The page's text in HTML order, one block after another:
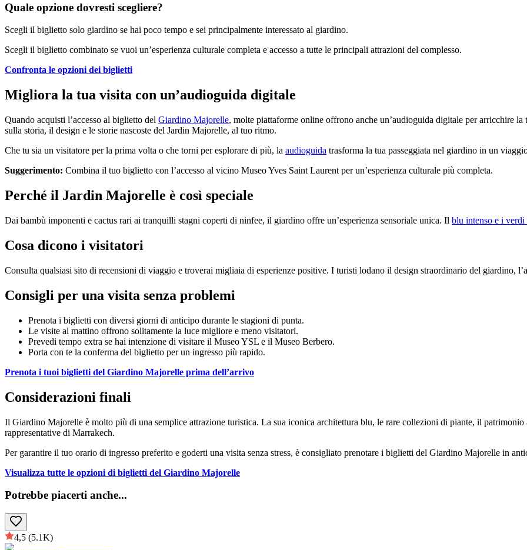
Quale opzione dovresti scegliere?
Scegli il biglietto solo giardino se hai poco tempo e sei principalmente interessato al giardino.
Scegli il biglietto combinato se vuoi un’esperienza culturale completa e accesso a tutte le principali attrazioni del complesso.
Confronta le opzioni dei biglietti
Migliora la tua visita con un’audioguida digitale
Quando acquisti l’accesso al biglietto del Giardino Majorelle, molte piattaforme online offrono anche un’audioguida digitale per arricchire
sulla storia, il design e le storie nascoste del Jardin Majorelle, al tuo ritmo.
Che tu sia un visitatore per la prima volta o che torni per esplorare di più, la audioguida trasforma la tua passeggiata nel giardino in un
Suggerimento: Combina il tuo biglietto con l’accesso al vicino Museo Yves Saint Laurent per un’esperienza culturale più completa.
Perché il Jardin Majorelle è così speciale
Dai bambù imponenti e cactus rari ai tranquilli stagni coperti di ninfee, il giardino offre un’esperienza sensoriale unica. Il blu intenso e i verdi
Cosa dicono i visitatori
Consulta qualsiasi sito di recensioni di viaggio e troverai migliaia di esperienze positive. I turisti lodano il design straordinario del giardino,
Consigli per una visita senza problemi
Prenota i biglietti con diversi giorni di anticipo durante le stagioni di punta.
Le visite al mattino offrono solitamente la luce migliore e meno visitatori.
Prevedi tempo extra se hai intenzione di visitare il Museo YSL e il Museo Berbero.
Porta con te la conferma del biglietto per un ingresso più rapido.
Prenota i tuoi biglietti del Giardino Majorelle prima dell’arrivo
Considerazioni finali
Il Giardino Majorelle è molto più di una semplice attrazione turistica. La sua iconica architettura blu, le rare collezioni di piante, il patrimonio
rappresentative di Marrakech.
Per garantire il tuo orario di ingresso preferito e goderti una visita senza stress, è consigliato prenotare i biglietti del Giardino Majorelle in
Visualizza tutte le opzioni di biglietti del Giardino Majorelle
Potrebbe piacerti anche...
4,5 (5.1K)